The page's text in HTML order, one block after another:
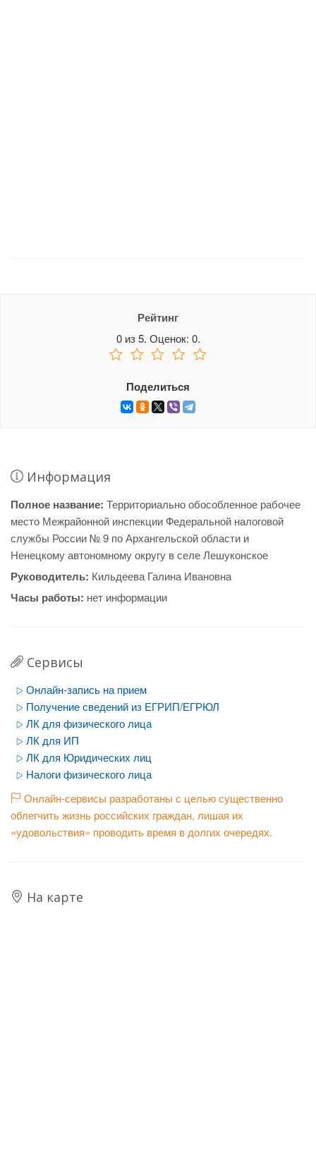
Рейтинг
0из5. Оценок: 0.
Поделиться
Информация
Полное название: Территориально обособленное рабочее
место Межрайонной инспекции Федеральной налоговой
службы России № 9 по Архангельской области и
Ненецкому автономному округу в селе Лешуконское
Руководитель: Кильдеева Галина Ивановна
Часы работы: нет информации
Сервисы
Онлайн-запись на прием
Получение сведений из ЕГРИП/ЕГРЮЛ
ЛК для физического лица
ЛК для ИП
ЛК для Юридических лиц
Налоги физического лица
Онлайн-сервисы разработаны с целью существенно
облегчить жизнь российских граждан, лишая их
«удовольствия» проводить время в долгих очередях.
На карте